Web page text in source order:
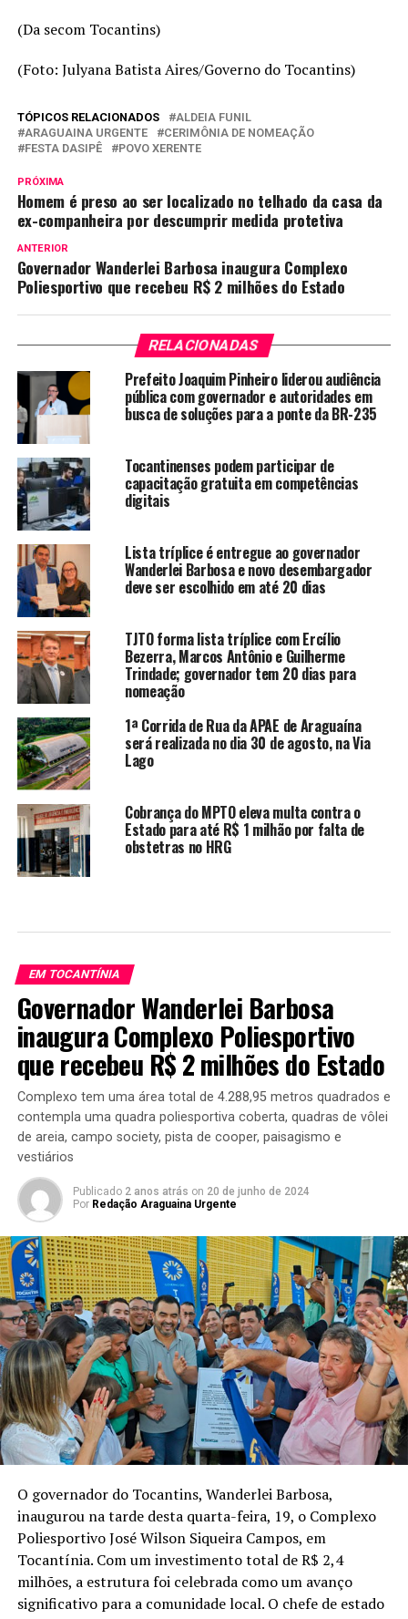
(Da secom Tocantins)
(Foto: Julyana Batista Aires/Governo do Tocantins)
TÓPICOS RELACIONADOS
ALDEIA FUNIL
ARAGUAINA URGENTE
CERIMÔNIA DE NOMEAÇÃO
FESTA DASIPÊ
POVO XERENTE
PRÓXIMA
Homem é preso ao ser localizado no telhado da casa da
ex-companheira por descumprir medida protetiva
ANTERIOR
Governador Wanderlei Barbosa inaugura Complexo
Poliesportivo que recebeu R$ 2 milhões do Estado
RELACIONADAS
Prefeito Joaquim Pinheiro liderou audiência
pública com governador e autoridades em
busca de soluções para a ponte da BR-235
Tocantinenses podem participar de
capacitação gratuita em competências
digitais
Lista tríplice é entregue ao governador
Wanderlei Barbosa e novo desembargador
deve ser escolhido em até 20 dias
TJTO forma lista tríplice com Ercílio
Bezerra, Marcos Antônio e Guilherme
Trindade; governador tem 20 dias para
nomeação
1ª Corrida de Rua da APAE de Araguaína
será realizada no dia 30 de agosto, na Via
Lago
Cobrança do MPTO eleva multa contra o
Estado para até R$ 1 milhão por falta de
obstetras no HRG
EM TOCANTÍNIA
Governador Wanderlei Barbosa
inaugura Complexo Poliesportivo
que recebeu R$ 2 milhões do Estado
Complexo tem uma área total de 4.288,95 metros quadrados e
contempla uma quadra poliesportiva coberta, quadras de vôlei
de areia, campo society, pista de cooper, paisagismo e
vestiários
Publicado 2 anos atrás on 20 de junho de 2024
Por Redação Araguaina Urgente
O governador do Tocantins, Wanderlei Barbosa,
inaugurou na tarde desta quarta-feira, 19, o Complexo
Poliesportivo José Wilson Siqueira Campos, em
Tocantínia. Com um investimento total de R$ 2,4
milhões, a estrutura foi celebrada como um avanço
significativo para a comunidade local. O chefe de estado